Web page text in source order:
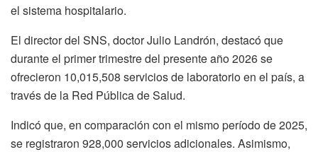
el sistema hospitalario.
El director del SNS, doctor Julio Landrón, destacó que
durante el primer trimestre del presente año 2026 se
ofrecieron 10,015,508 servicios de laboratorio en el país, a
través de la Red Pública de Salud.
Indicó que, en comparación con el mismo período de 2025,
se registraron 928,000 servicios adicionales. Asimismo,